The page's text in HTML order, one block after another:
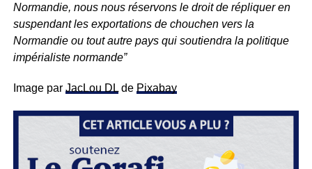
Normandie, nous nous réservons le droit de répliquer en
suspendant les exportations de chouchen vers la
Normandie ou tout autre pays qui soutiendra la politique
impérialiste normande”
Image par JacLou DLde Pixabay